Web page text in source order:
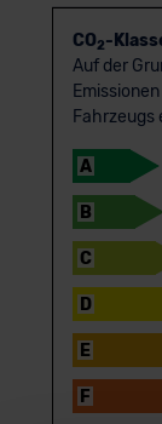
CO2-
Auf der
Fahrzeugs
A
B
C
D
E
F